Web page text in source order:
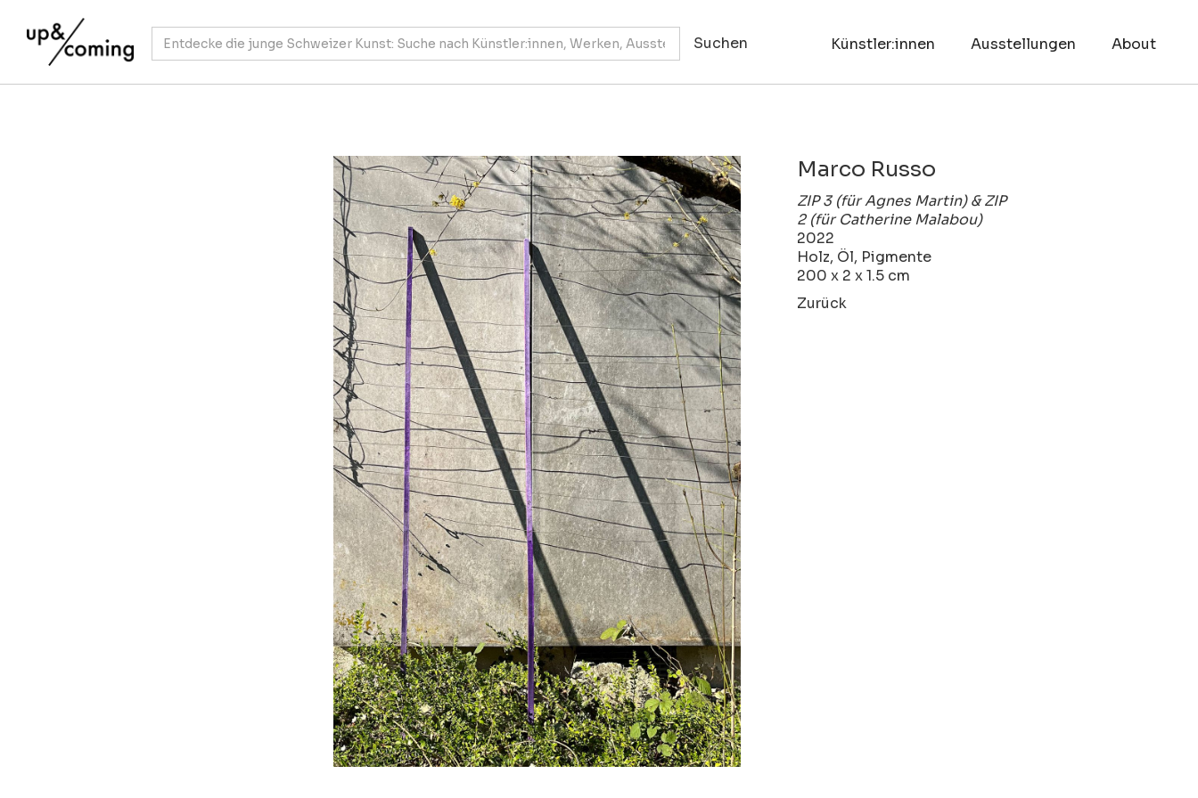
Künstler:innen Ausstellungen About
Marco Russo
ZIP 3 (für Agnes Martin) & ZIP
2 (für Catherine Malabou)
2022
Holz, Öl, Pigmente
200 x 2 x 1.5 cm
Zurück